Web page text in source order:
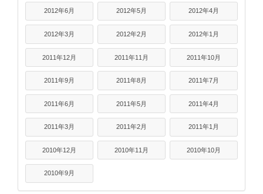
2012年6月 2012年5月 2012年4月
2012年3月 2012年2月 2012年1月
2011年12月 2011年11月 2011年10月
2011年9月 2011年8月 2011年7月
2011年6月 2011年5月 2011年4月
2011年3月 2011年2月 2011年1月
2010年12月 2010年11月 2010年10月
2010年9月